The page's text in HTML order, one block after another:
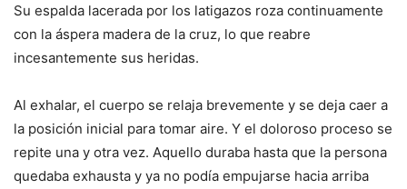
Su espalda lacerada por los latigazos roza continuamente
con la áspera madera de la cruz, lo que reabre
incesantemente sus heridas.
Al exhalar, el cuerpo se relaja brevemente y se deja caer a
la posición inicial para tomar aire. Y el doloroso proceso se
repite una y otra vez. Aquello duraba hasta que la persona
quedaba exhausta y ya no podía empujarse hacia arriba